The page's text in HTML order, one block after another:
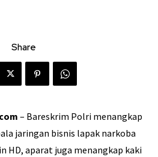
Share
– Bareskrim Polri menangkap
jaringan bisnis lapak narkoba
HD, aparat juga menangkap kaki